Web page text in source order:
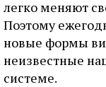
легко меняют
Поэтому
новые формы
неизвестные
системе.